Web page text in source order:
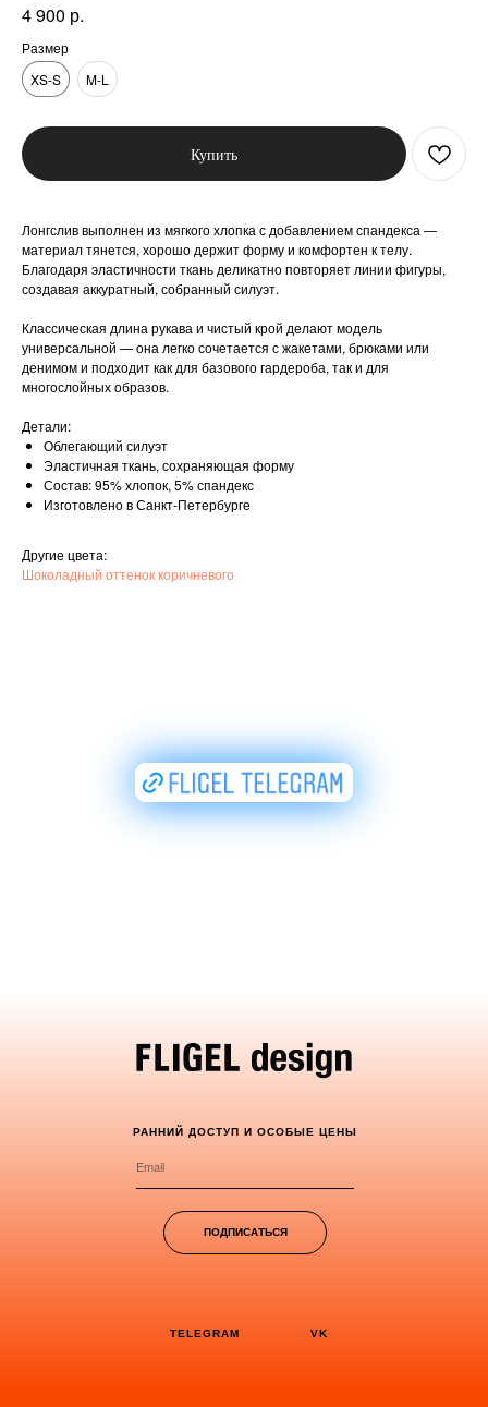
4 900 р.
Размер
XS-S
M-L
Купить
Лонгслив выполнен из мягкого хлопка с добавлением спандекса —
материал тянется, хорошо держит форму и комфортен к телу.
Благодаря эластичности ткань деликатно повторяет линии фигуры,
создавая аккуратный, собранный силуэт.
Классическая длина рукава и чистый крой делают модель
универсальной — она легко сочетается с жакетами, брюками или
денимом и подходит как для базового гардероба, так и для
многослойных образов.
Детали:
Облегающий силуэт
Эластичная ткань, сохраняющая форму
Состав: 95% хлопок, 5% спандекс
Изготовлено в Санкт-Петербурге
Другие цвета:
Шоколадный оттенок коричневого
TELEGRAM VK
ПОДПИСАТЬСЯ
РАННИЙ ДОСТУП И ОСОБЫЕ ЦЕНЫ